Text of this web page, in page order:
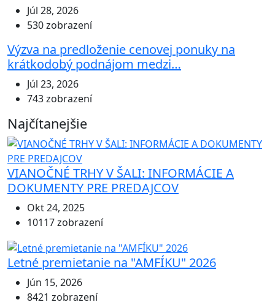
Júl 28, 2026
530 zobrazení
Výzva na predloženie cenovej ponuky na
krátkodobý podnájom medzi…
Júl 23, 2026
743 zobrazení
Najčítanejšie
VIANOČNÉ TRHY V ŠALI: INFORMÁCIE A
DOKUMENTY PRE PREDAJCOV
Okt 24, 2025
10117 zobrazení
Letné premietanie na "AMFÍKU" 2026
Jún 15, 2026
8421 zobrazení